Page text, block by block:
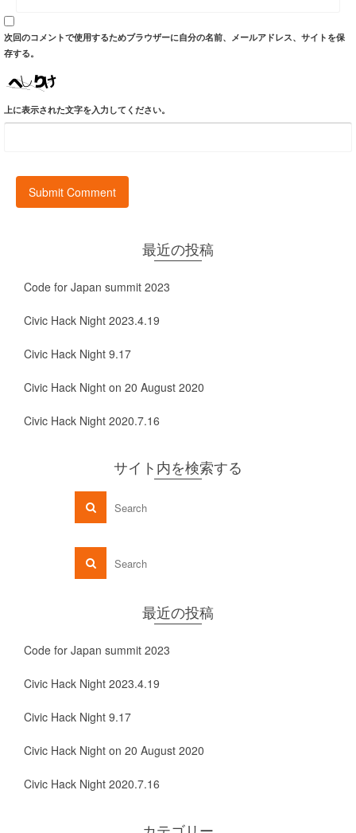
次回のコメントで使用するためブラウザーに自分の名前、メールアドレス、サイトを保
存する。
上に表示された文字を入力してください。
最近の投稿
Code for Japan summit 2023
Civic Hack Night 2023.4.19
Civic Hack Night 9.17
Civic Hack Night on 20 August 2020
Civic Hack Night 2020.7.16
サイト内を検索する
最近の投稿
Code for Japan summit 2023
Civic Hack Night 2023.4.19
Civic Hack Night 9.17
Civic Hack Night on 20 August 2020
Civic Hack Night 2020.7.16